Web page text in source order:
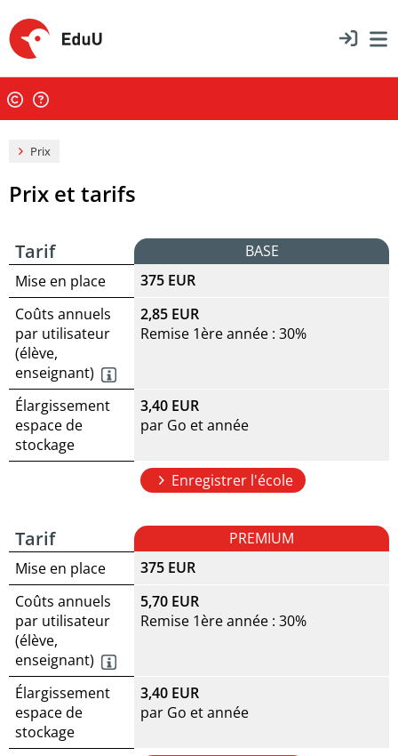
Prix
Prix et tarifs
Tarif
BASE
Mise en place
375 EUR
Coûts annuels
par utilisateur
(élève,
enseignant)
2,85 EUR
Remise 1ère année : 30%
Élargissement
espace de
stockage
3,40 EUR
par Go et année
Enregistrer l'école
Tarif
PREMIUM
Mise en place
375 EUR
Coûts annuels
par utilisateur
(élève,
enseignant)
5,70 EUR
Remise 1ère année : 30%
Élargissement
espace de
stockage
3,40 EUR
par Go et année